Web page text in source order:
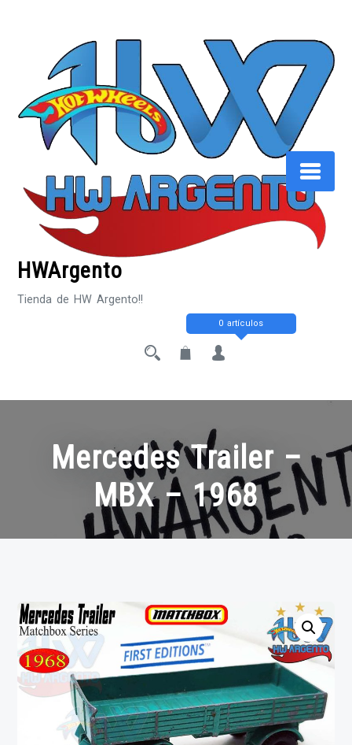
HWArgento
Tienda de HW Argento!!
0 artículos
Mercedes Trailer –
MBX – 1968